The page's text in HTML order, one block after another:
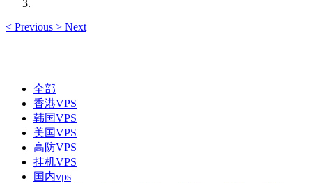
< Previous > Next
全部
香港VPS
韩国VPS
美国VPS
高防VPS
挂机VPS
国内vps